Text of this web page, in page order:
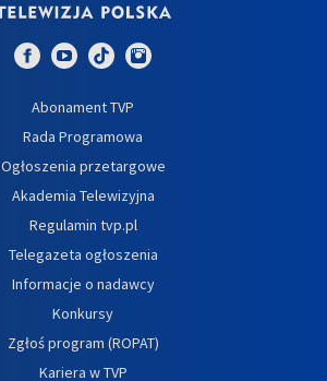
Abonament TVP
Rada Programowa
Ogłoszenia przetargowe
Akademia Telewizyjna
Regulamin tvp.pl
Telegazeta ogłoszenia
Informacje o nadawcy
Konkursy
Zgłoś program (ROPAT)
Kariera w TVP